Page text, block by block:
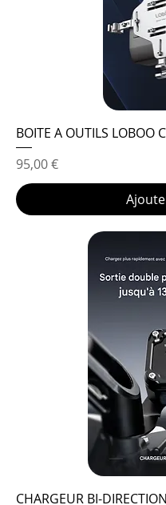
BOITE A OUTILS LOBOO
Prix
95,00 €
CHARGEUR BI-